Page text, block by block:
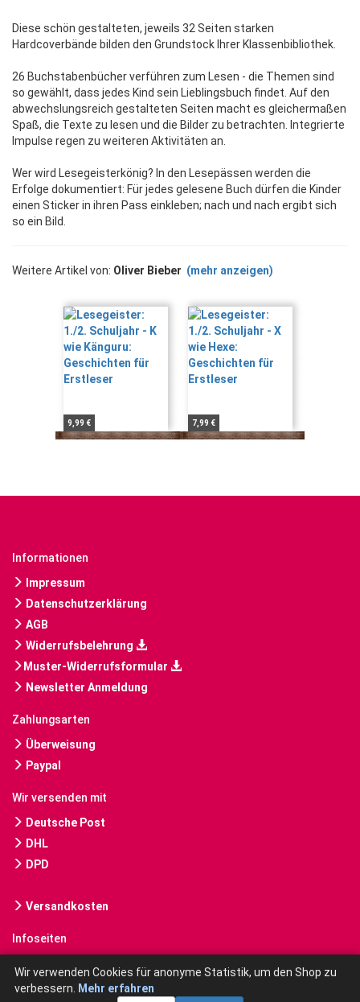
Diese schön gestalteten, jeweils 32 Seiten starken
Hardcoverbände bilden den Grundstock Ihrer Klassenbibliothek.
26 Buchstabenbücher verführen zum Lesen - die Themen sind
so gewählt, dass jedes Kind sein Lieblingsbuch findet. Auf den
abwechslungsreich gestalteten Seiten macht es gleichermaßen
Spaß, die Texte zu lesen und die Bilder zu betrachten. Integrierte
Impulse regen zu weiteren Aktivitäten an.
Wer wird Lesegeisterkönig? In den Lesepässen werden die
Erfolge dokumentiert: Für jedes gelesene Buch dürfen die Kinder
einen Sticker in ihren Pass einkleben; nach und nach ergibt sich
so ein Bild.
Weitere Artikel von: Oliver Bieber (mehr anzeigen)
9,99 € 7,99 €
Informationen
Impressum
Datenschutzerklärung
AGB
Widerrufsbelehrung
Muster-Widerrufsformular
Newsletter Anmeldung
Zahlungsarten
Überweisung
Paypal
Wir versenden mit
Deutsche Post
DHL
DPD
Versandkosten
Infoseiten
Wir verwenden Cookies für anonyme Statistik, um den Shop zu
verbessern.
Mehr erfahren